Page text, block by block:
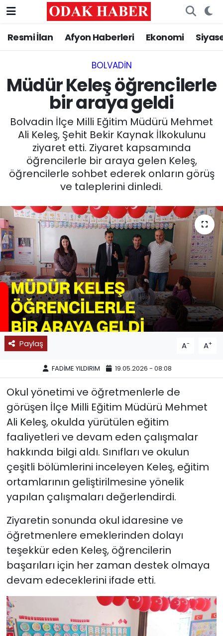
Resmi İlan Afyon Haberleri Ekonomi
BOLVADIN
Müdür Keleş öğrencilerle
bir araya geldi
Bolvadin İlçe Milli Eğitim Müdürü Mehmet
Ali Keleş, Şehit Bekir Kaynak İlkokulunu
ziyaret etti. Ziyaret kapsamında
öğrencilerle bir araya gelen Keleş,
öğrencilerle sohbet ederek onların görüş
ve taleplerini dinledi.
Paylaş A- A+
FADİME YILDIRIM 19.05.2026 - 08:08
Okul yönetimi ve öğretmenlerle de
görüşen İlçe Milli Eğitim Müdürü Mehmet
Ali Keleş, okulda yürütülen eğitim
faaliyetleri ve devam eden çalışmalar
hakkında bilgi aldı. Sınıfları ve okulun
çeşitli bölümlerini inceleyen Keleş, eğitim
ortamlarının geliştirilmesine yönelik
yapılan çalışmaları değerlendirdi.
Ziyaretin sonunda okul idaresine ve
öğretmenlere emeklerinden dolayı
teşekkür eden Keleş, öğrencilerin
başarıları için her zaman destek olmaya
devam edeceklerini ifade etti.
AFYONKARAHİSAR HABERLERİ
ASAYİŞ
GÜNCEL
SİYASET
EĞİTİM
MAGAZİN
SAĞLIK
SPOR
11:11 MANŞET
Nöbetçi Eczaneler
Trafik Durumu
Süper Lig Puan Durumu ve Fikstür
Tüm Manşetler
Son Dakika Haberleri
Haber Arşivi